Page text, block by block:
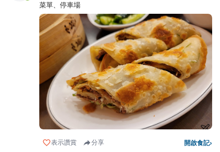
菜單、停車場
表示讚賞 分享 開啟食記›